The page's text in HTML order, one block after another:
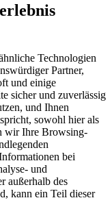
Technologien
Partner,
und einige
sicher und zuverlässig
und Ihnen
sowohl hier als
wir Ihre Browsing-
bei
und
außerhalb des
kann ein Teil dieser